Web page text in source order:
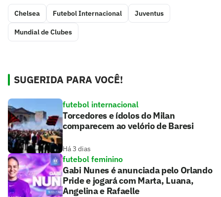
Chelsea Futebol Internacional Juventus
Mundial de Clubes
SUGERIDA PARA VOCÊ!
futebol internacional
Torcedores e ídolos do Milan
comparecem ao velório de Baresi
Há 3 dias
futebol feminino
Gabi Nunes é anunciada pelo Orlando
Pride e jogará com Marta, Luana,
Angelina e Rafaelle